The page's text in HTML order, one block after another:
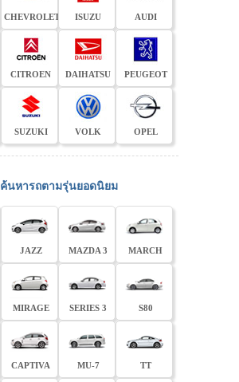
CHEVROLET ISUZU AUDI
CITROEN DAIHATSU PEUGEOT
SUZUKI VOLK OPEL
ค้นหารถตามรุ่นยอดนิยม
JAZZ MAZDA 3 MARCH
MIRAGE SERIES 3 S80
CAPTIVA MU-7 TT